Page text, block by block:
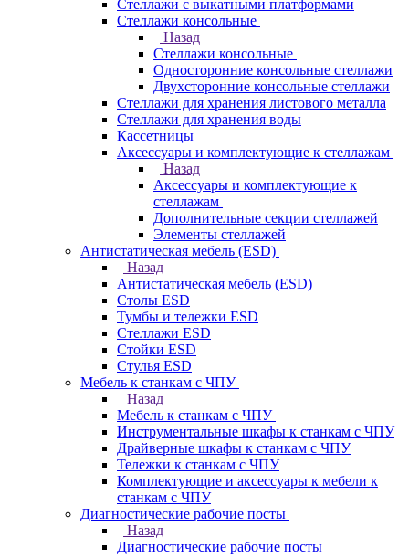
Стеллажи с выкатными платформами
Стеллажи консольные
Назад
Стеллажи консольные
Односторонние консольные стеллажи
Двухсторонние консольные стеллажи
Стеллажи для хранения листового металла
Стеллажи для хранения воды
Кассетницы
Аксесcуары и комплектующие к стеллажам
Назад
Аксесcуары и комплектующие к
стеллажам
Дополнительные секции стеллажей
Элементы стеллажей
Антистатическая мебель (ESD)
Назад
Антистатическая мебель (ESD)
Столы ESD
Тумбы и тележки ESD
Стеллажи ESD
Стойки ESD
Стулья ESD
Мебель к станкам с ЧПУ
Назад
Мебель к станкам с ЧПУ
Инструментальные шкафы к станкам с ЧПУ
Драйверные шкафы к станкам с ЧПУ
Тележки к станкам с ЧПУ
Комплектующие и аксессуары к мебели к
станкам с ЧПУ
Диагностические рабочие посты
Назад
Диагностические рабочие посты